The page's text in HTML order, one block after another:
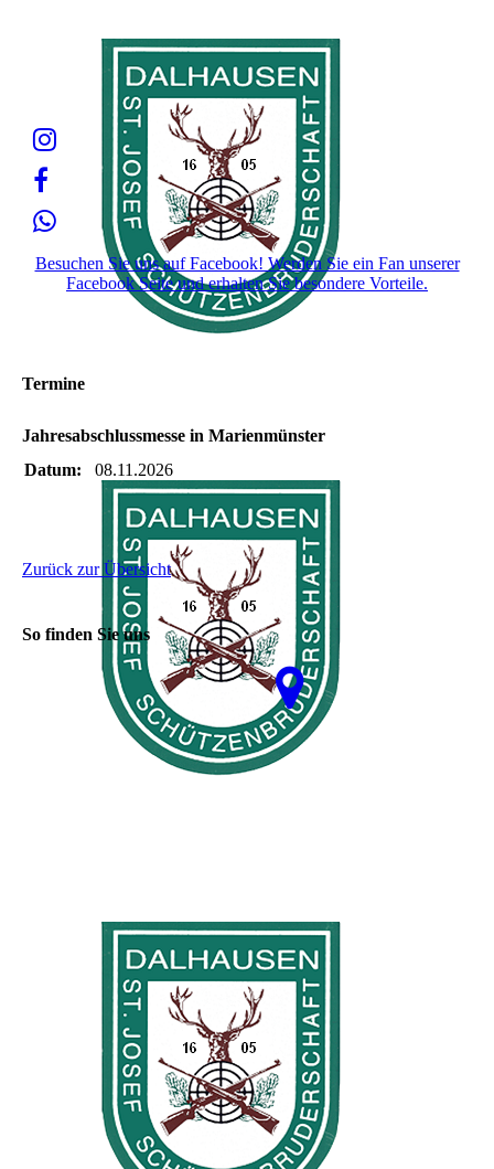
Besuchen Sie uns auf Facebook! Werden Sie ein Fan unserer
Facebook Seite und erhalten Sie besondere Vorteile.
Termine
Jahresabschlussmesse in Marienmünster
Datum:
08.11.2026
Zurück zur Übersicht
So finden Sie uns